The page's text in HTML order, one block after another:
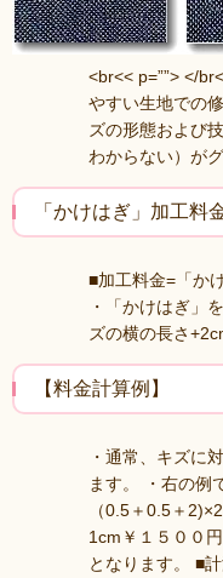
<br<< p=””> </
やすい生地での
ズの形態および
わからない）が
「かけはぎ」加工料
■加工料金=「か
・「かけはぎ」
ズの横の長さ
【料金計算例】
・通常、キズに
ます。 ・右の例
（0.5＋0.5＋
1cm￥１５００
となります。 ■